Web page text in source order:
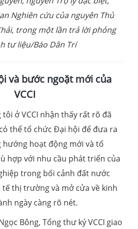
Nghiên cứu của nguyên Thủ
trong một lần trả lời phỏng
tư liệu/Báo Dân Trí
và bước ngoặt mới của
VCCI
ở VCCI nhận thấy rất rõ đã
thể tổ chức Đại hội để đưa ra
hoạt động mới và tổ
hợp với nhu cầu phát triển của
trong bối cảnh đất nước
tế thị trường và mở cửa về kinh
ngày càng rõ nét.
Bông, Tổng thư ký VCCI giao